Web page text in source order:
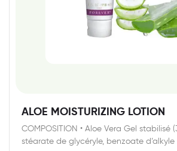
ALOE MOISTURIZING LOTION
COMPOSITION • Aloe Vera Gel stabilisé
stéarate de glycéryle, benzoate d’alkyle